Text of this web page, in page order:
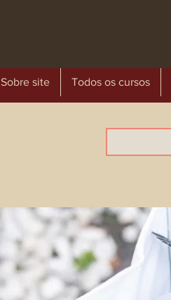
Sobre site Todos os cursos